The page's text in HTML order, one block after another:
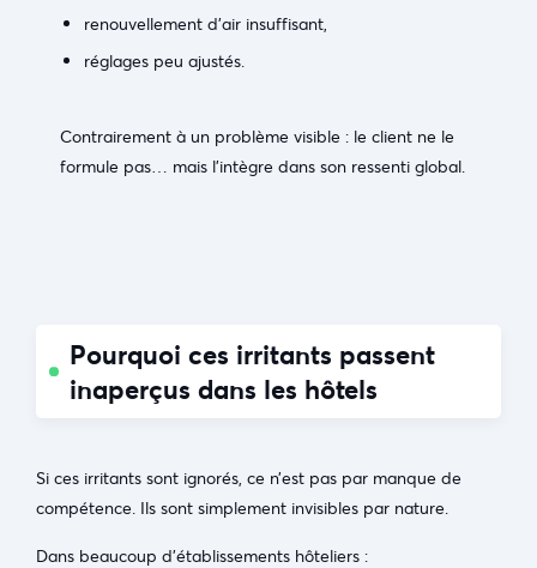
renouvellement d’air insuffisant,
réglages peu ajustés.
Contrairement à un problème visible : le client ne le
formule pas… mais l’intègre dans son ressenti global.
Pourquoi ces irritants passent
inaperçus dans les hôtels
Si ces irritants sont ignorés, ce n’est pas par manque de
compétence. Ils sont simplement invisibles par nature.
Dans beaucoup d’établissements hôteliers :